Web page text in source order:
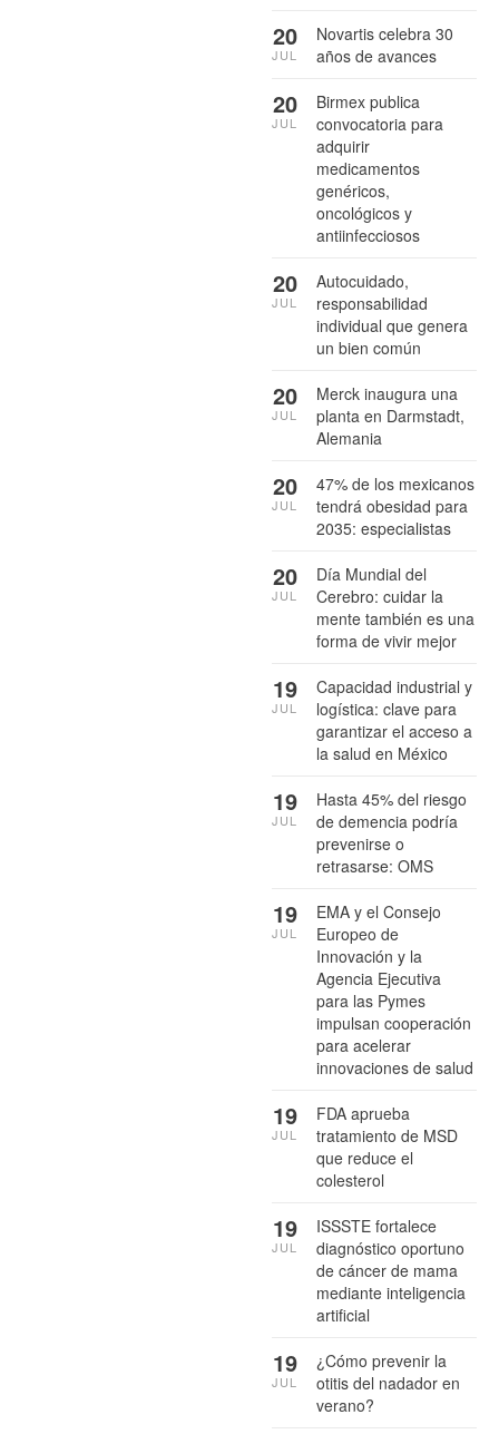
Novartis celebra 30
años de avances
20
JUL
Birmex publica
convocatoria para
adquirir
medicamentos
genéricos,
oncológicos y
antiinfecciosos
20
JUL
Autocuidado,
responsabilidad
individual que genera
un bien común
20
JUL
Merck inaugura una
planta en Darmstadt,
Alemania
20
JUL
47% de los mexicanos
tendrá obesidad para
2035: especialistas
20
JUL
Día Mundial del
Cerebro: cuidar la
mente también es una
forma de vivir mejor
20
JUL
Capacidad industrial y
logística: clave para
garantizar el acceso a
la salud en México
19
JUL
Hasta 45% del riesgo
de demencia podría
prevenirse o
retrasarse: OMS
19
JUL
EMA y el Consejo
Europeo de
Innovación y la
Agencia Ejecutiva
para las Pymes
impulsan cooperación
para acelerar
innovaciones de salud
19
JUL
FDA aprueba
tratamiento de MSD
que reduce el
colesterol
19
JUL
ISSSTE fortalece
diagnóstico oportuno
de cáncer de mama
mediante inteligencia
artificial
19
JUL
¿Cómo prevenir la
otitis del nadador en
verano?
19
JUL